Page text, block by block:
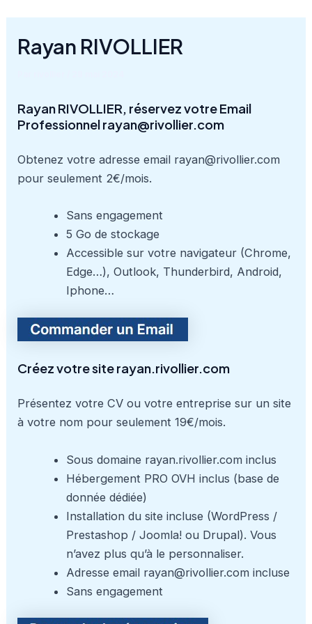
contenu
Rayan RIVOLLIER
Rayan RIVOLLIER, réservez votre Email
Professionnel rayan@rivollier.com
Obtenez votre adresse email rayan@rivollier.com
pour seulement 2€/mois.
Sans engagement
5 Go de stockage
Accessible sur votre navigateur (Chrome,
Edge…), Outlook, Thunderbird, Android,
Iphone…
Créez votre site rayan.rivollier.com
Présentez votre CV ou votre entreprise sur un site
à votre nom pour seulement 19€/mois.
Sous domaine rayan.rivollier.com inclus
Hébergement PRO OVH inclus (base de
donnée dédiée)
Installation du site incluse (WordPress /
Prestashop / Joomla! ou Drupal). Vous
n’avez plus qu’à le personnaliser.
Adresse email rayan@rivollier.com incluse
Sans engagement